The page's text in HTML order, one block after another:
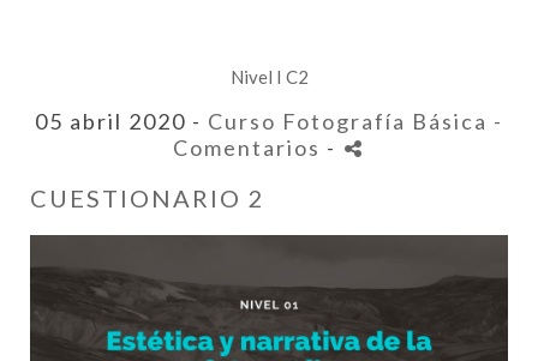
Nivel I C2
05 abril 2020 - Curso Fotografía Básica -
Comentarios -
CUESTIONARIO 2